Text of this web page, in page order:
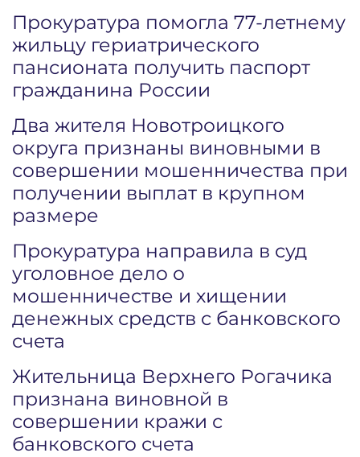
Прокуратура помогла 77-летнему
жильцу гериатрического
пансионата получить паспорт
гражданина России
Два жителя Новотроицкого
округа признаны виновными в
совершении мошенничества при
получении выплат в крупном
размере
Прокуратура направила в суд
уголовное дело о
мошенничестве и хищении
денежных средств с банковского
счета
Жительница Верхнего Рогачика
признана виновной в
совершении кражи с
банковского счета